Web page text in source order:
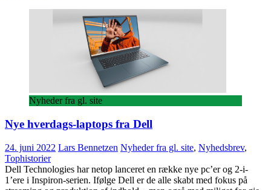
Nyheder fra gl. site
Nye hverdags-laptops fra Dell
24. juni 2022 Lars Bennetzen Nyheder fra gl. site, Nyhedsbrev,
Tophistorier
Dell Technologies har netop lanceret en række nye pc’er og 2-i-
1’ere i Inspiron-serien. Ifølge Dell er de alle skabt med fokus på